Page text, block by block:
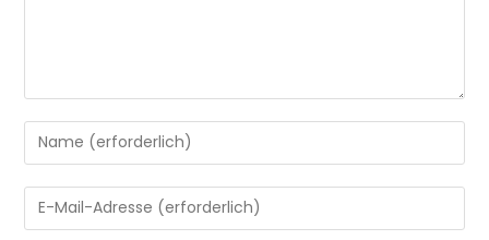
Gib
deinen
Namen
oder
Gib
deine